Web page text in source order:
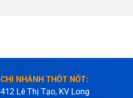
CHI NHÁNH THỐT NỐT:
412 Lê Thị Tạo, KV Long